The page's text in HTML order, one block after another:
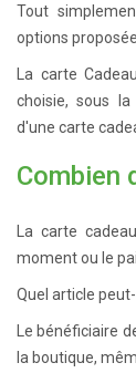
Tout
options
La carte
choisie, sous
d'une carte
Combien
La carte
moment ou le
Quel article
Le bénéficiaire
la boutique,